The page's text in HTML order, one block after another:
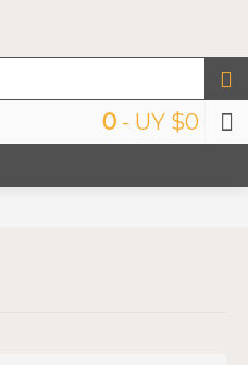
0 - UY $0